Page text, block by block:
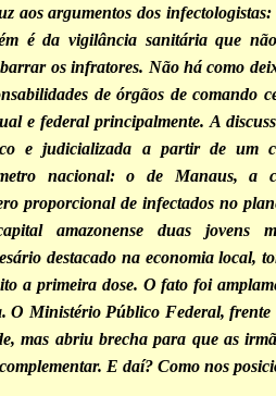
aos argumentos dos
é da vigilância sanitária que
os infratores. Não há como
de órgãos de comando
e federal principalmente. A
e judicializada a partir de um
nacional: o de Manaus, a
proporcional de infectados no
amazonense duas jovens
destacado na economia local,
a primeira dose. O fato foi
O Ministério Público Federal, frente
mas abriu brecha para que as
E daí? Como nos